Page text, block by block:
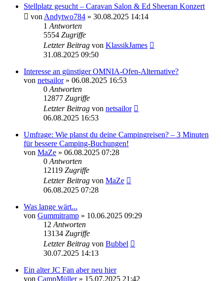
Stellplatz gesucht – Caravan Salon & Ed Sheeran Konzert
von Andytwo784 » 30.08.2025 14:14
1 Antworten
5554 Zugriffe
Letzter Beitrag von KlassikJames
31.08.2025 09:50
Interesse an günstiger OMNIA-Ofen-Alternative?
von netsailor» 06.08.2025 16:53
0 Antworten
12877 Zugriffe
Letzter Beitrag von netsailor
06.08.2025 16:53
Umfrage: Wie planst du deine Campingreisen? – 3 Minuten
für bessere Camping-Buchungen!
von MaZe » 06.08.2025 07:28
0 Antworten
12119 Zugriffe
Letzter Beitrag von MaZe
06.08.2025 07:28
Was lange wärt...
von Gummitramp » 10.06.2025 09:29
12 Antworten
13134 Zugriffe
Letzter Beitrag von Bubbel
30.07.2025 14:13
Ein alter JC Fan aber neu hier
von CampMüller» 15.07.2025 21:42